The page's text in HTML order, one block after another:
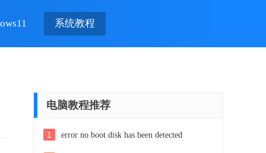
系统教程
电脑教程推荐
1 error no boot disk has been detected